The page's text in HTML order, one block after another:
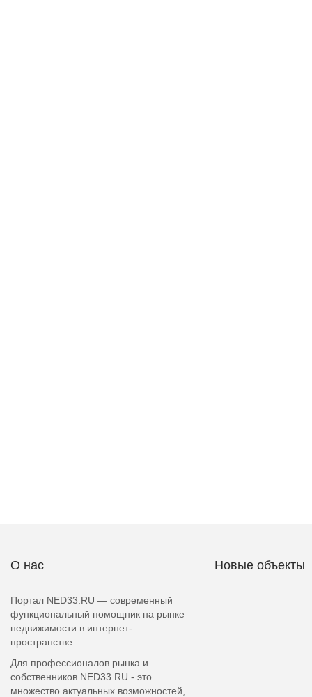
О нас
Портал NED33.RU — современный
функциональный помощник на рынке
недвижимости в интернет-
пространстве.
Для профессионалов рынка и
собственников NED33.RU - это
множество актуальных возможностей,
Новые объекты